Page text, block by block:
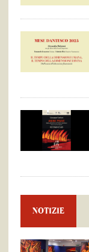
NOTIZIE